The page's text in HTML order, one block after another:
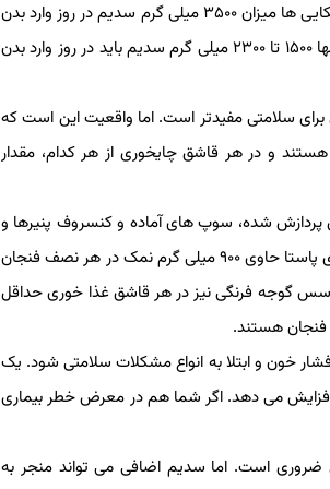
مقادیر زیادی از سدیم و نمک از طریق غذاهای فراوری شده در رستوران ها وارد بدن می شود. اغلب آمریکایی ها میزان ۳۵۰۰ میلی گرم سدیم در روز وارد بدن
شان می کنند و این در حالی است که بنا به توصیه مرکز کنترل و پیشگیری از بیماری های این کشور، تنها ۱۵۰۰ تا ۲۳۰۰ میلی گرم سدیم باید در روز وارد بدن
سلامتی مفیدتر است. اما واقعیت این است که
و در هر قاشق چایخوری از هر کدام، مقدار
پردازش شده، سوپ های آماده و کنسروف پنیرها و
گوشت های پردازش شده، حاوی منابع پنهان سدیم هستند. حتی اینطور تخمین زده شده که سس های پاستا حاوی ۹۰۰ میلی گرم نمک در هر نصف فنجان
چاشنی هایی مانند سس گوجه فرنگی نیز در هر قاشق غذا خوری حداقل
خون و ابتلا به انواع مشکلات سلامتی شود. یک
می دهد. اگر شما هم در معرض خطر بیماری
است. اما سدیم اضافی می تواند منجر به